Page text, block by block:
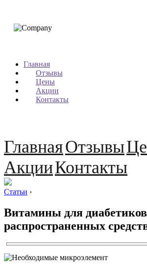
Главная
Отзывы
Цены
Акции
Контакты
ГлавнаяОтзывы
АкцииКонтакты
Статьи ›
Витамины для диабетиков
распространенных